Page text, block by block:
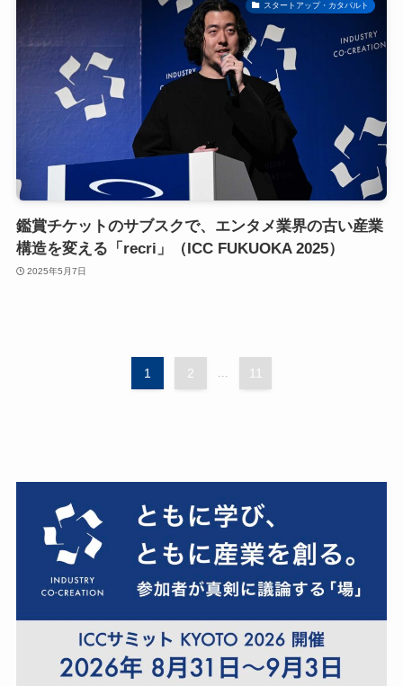
スタートアップ・カタパルト
鑑賞チケットのサブスクで、エンタメ業界の古い産業
構造を変える「recri」（ICC FUKUOKA 2025）
2025年5月7日
1 2 ... 11